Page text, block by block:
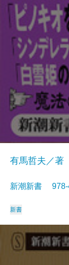
有馬哲夫／著
新潮新書
新書